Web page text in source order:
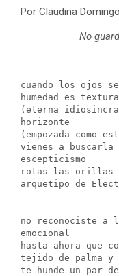
Por Claudina Domingo
No
cuando los ojos
humedad es textura
(eterna
horizonte
(empozada como
vienes a buscarla
escepticismo
rotas las orillas
arquetipo de
no reconociste a
emocional
hasta ahora que
tejido de palma
te hunde un par